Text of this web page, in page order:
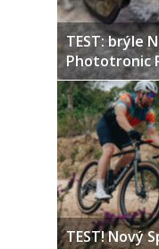
TEST: brýle
Phototronic
TEST! Nový